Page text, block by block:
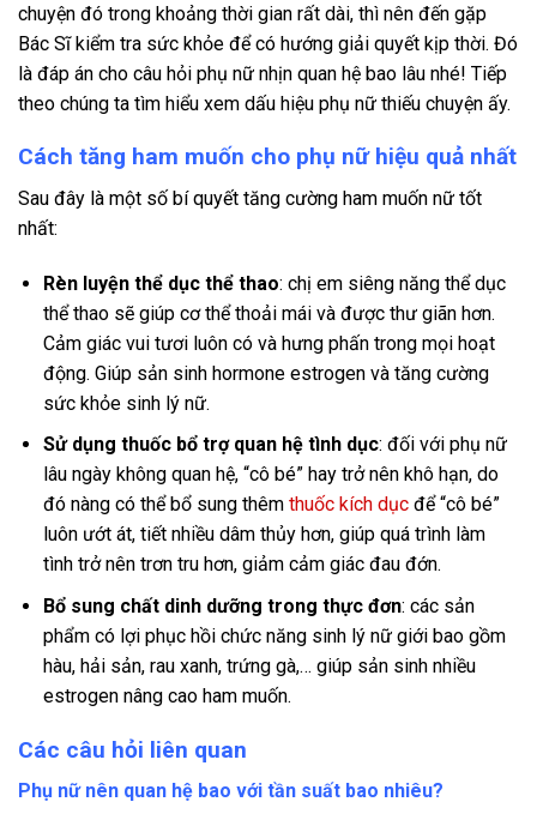
chuyện đó trong khoảng thời gian rất dài, thì nên đến gặp
Bác Sĩ kiểm tra sức khỏe để có hướng giải quyết kịp thời. Đó
là đáp án cho câu hỏi phụ nữ nhịn quan hệ bao lâu nhé! Tiếp
theo chúng ta tìm hiểu xem dấu hiệu phụ nữ thiếu chuyện ấy.
Cách tăng ham muốn cho phụ nữ hiệu quả nhất
Sau đây là một số bí quyết tăng cường ham muốn nữ tốt
nhất:
Rèn luyện thể dục thể thao: chị em siêng năng thể dục
thể thao sẽ giúp cơ thể thoải mái và được thư giãn hơn.
Cảm giác vui tươi luôn có và hưng phấn trong mọi hoạt
động. Giúp sản sinh hormone estrogen và tăng cường
sức khỏe sinh lý nữ.
Sử dụng thuốc bổ trợ quan hệ tình dục: đối với phụ nữ
lâu ngày không quan hệ, “cô bé” hay trở nên khô hạn, do
đó nàng có thể bổ sung thêm thuốc kích dụcđể “cô bé”
luôn ướt át, tiết nhiều dâm thủy hơn, giúp quá trình làm
tình trở nên trơn tru hơn, giảm cảm giác đau đớn.
Bổ sung chất dinh dưỡng trong thực đơn: các sản
phẩm có lợi phục hồi chức năng sinh lý nữ giới bao gồm
hàu, hải sản, rau xanh, trứng gà,… giúp sản sinh nhiều
estrogen nâng cao ham muốn.
Các câu hỏi liên quan
Phụ nữ nên quan hệ bao với tần suất bao nhiêu?